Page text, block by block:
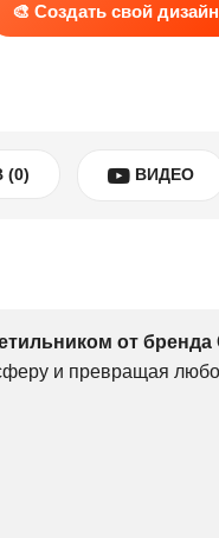
🎨 Создать свой дизайн
ВИДЕО
от бренда
и превращая